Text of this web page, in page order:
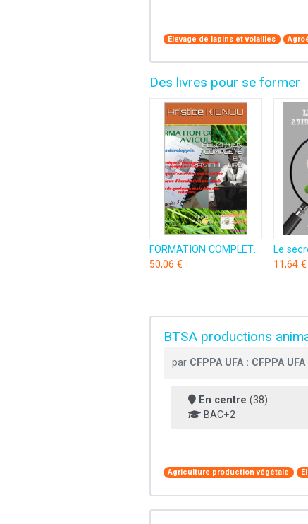
Élevage de lapins et volailles
Des livres pour se former
FORMATION COMPLETE EN AVICULTURE: Apprendre à devenir un aviculteur indépendant?
50,06 €
11,64 €
BTSA productions
par CFPPA UFA : CFPPA UFA
En centre (38)
BAC+2
Agriculture production végétale